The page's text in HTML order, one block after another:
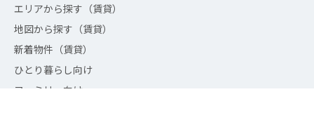
エリアから探す（賃貸）
地図から探す（賃貸）
新着物件（賃貸）
ひとり暮らし向け
ファミリー向け